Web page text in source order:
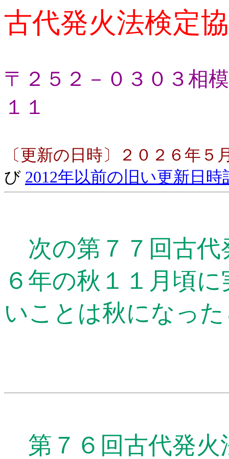
古代発火法検定
〒２５２－０３０３相
１１
〔更新の日時〕２０２６年５
び 2012年以前の旧い更新日時
次の第７７回古代
６年の秋１１月頃
いことは秋になっ
第７６回古代発火